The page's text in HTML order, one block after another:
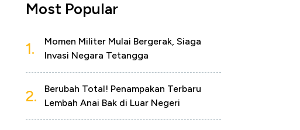
Most Popular
1.
Momen Militer Mulai Bergerak, Siaga
Invasi Negara Tetangga
2.
Berubah Total! Penampakan Terbaru
Lembah Anai Bak di Luar Negeri